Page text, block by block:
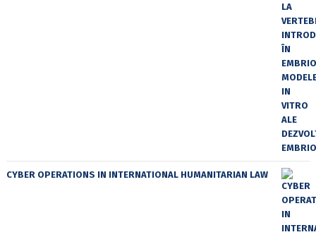
CYBER OPERATIONS IN INTERNATIONAL HUMANITARIAN LAW